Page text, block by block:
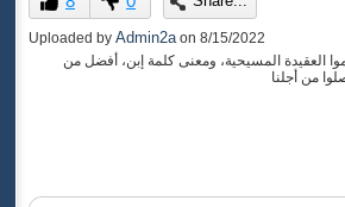
of
0
seconds
Uploaded by Admin2a on 8/15/2022
العقيدة المسيحية، ومعنى كلمة إبن، أفضل من
من أجلنا